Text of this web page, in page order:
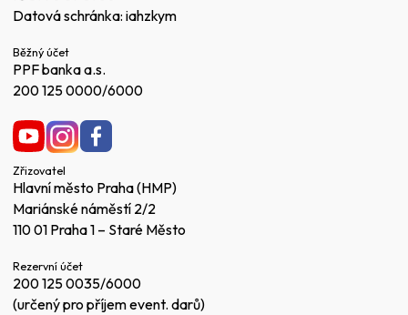
Datová schránka: iahzkym
Běžný účet
PPF banka a.s.
200 125 0000/6000
Zřizovatel
Hlavní město Praha (HMP)
Mariánské náměstí 2/2
110 01 Praha 1 – Staré Město
Rezervní účet
200 125 0035/6000
(určený pro příjem event. darů)